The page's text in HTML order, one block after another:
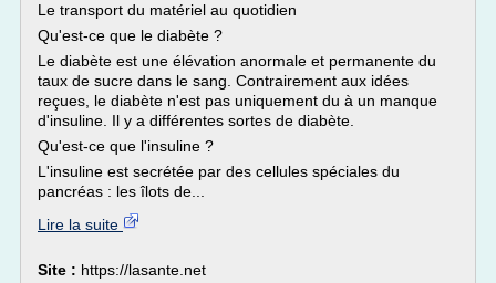
Le transport du matériel au quotidien
Qu'est-ce que le diabète ?
Le diabète est une élévation anormale et permanente du
taux de sucre dans le sang. Contrairement aux idées
reçues, le diabète n'est pas uniquement du à un manque
d'insuline. Il y a différentes sortes de diabète.
Qu'est-ce que l'insuline ?
L'insuline est secrétée par des cellules spéciales du
pancréas : les îlots de...
Lire la suite
Site : https://lasante.net